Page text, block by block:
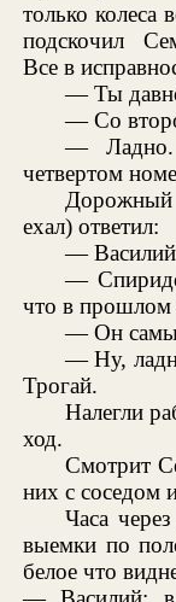
только колеса
подскочил
Все в
— Ты
— Со
— Ладно.
четвертом
Дорожный
ехал) ответил:
—
—
что в прошлом
— Он
— Ну,
Трогай.
Налегли
ход.
Смотрит
них с соседом
Часа
выемки по
белое что